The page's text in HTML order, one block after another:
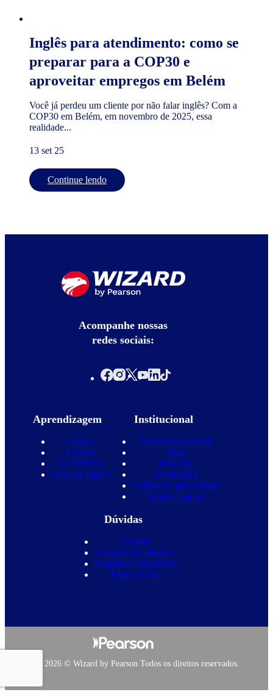
Inglês para atendimento: como se
preparar para a COP30 e
aproveitar empregos em Belém
Você já perdeu um cliente por não falar inglês? Com a
COP30 em Belém, em novembro de 2025, essa
realidade...
13 set 25
Continue lendo
Acompanhe nossas
redes sociais:
Aprendizagem
Cursos
Escolas
Diferenciais
Teste de inglês
Institucional
Wizard by Pearson
Blog
Parcerias
Promoções
Política de privacidade
Projeto Águias
Dúvidas
Contato
Franquia de Idiomas
Perguntas Frequentes
Mapa do site
Copyright 2026 © Wizard by Pearson Todos os direitos reservados.